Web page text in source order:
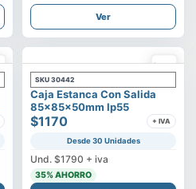
Ver
SKU 30442
Caja Estanca Con Salida
85x85x50mm Ip55
$1170 + IVA
Desde 30 Unidades
Und. $1790 + iva
35% AHORRO